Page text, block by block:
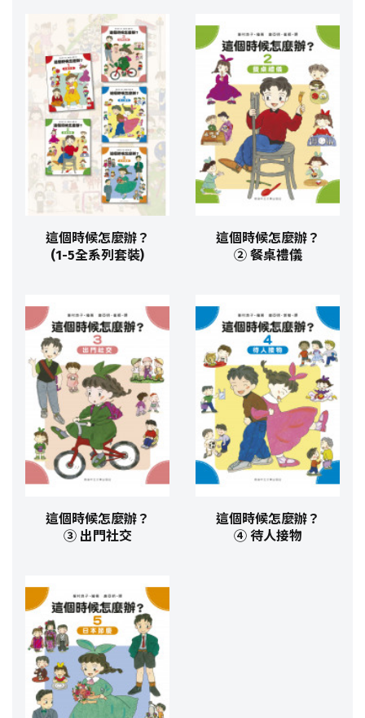
這個時候怎麼辦？
(1-5全系列套裝)
這個時候怎麼辦？
② 餐桌禮儀
這個時候怎麼辦？
③ 出門社交
這個時候怎麼辦？
④ 待人接物